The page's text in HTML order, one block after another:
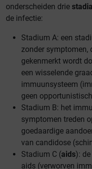
onderscheiden drie stadia
de infectie:
Stadium A: een
zonder symptomen,
gekenmerkt wordt
een wisselende
immuunsysteem
geen
Stadium B: het
symptomen treden
goedaardige
van candidose
Stadium C (aids):
aids (verworven